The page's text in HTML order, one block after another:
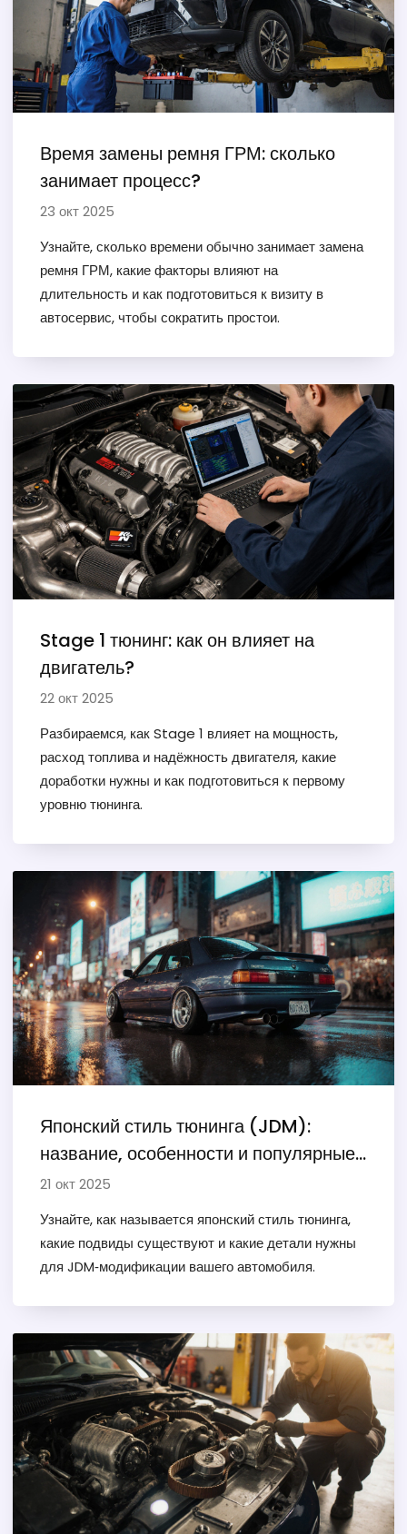
Время замены ремня ГРМ: сколько
занимает процесс?
23 окт 2025
Узнайте, сколько времени обычно занимает замена
ремня ГРМ, какие факторы влияют на
длительность и как подготовиться к визиту в
автосервис, чтобы сократить простои.
Stage 1 тюнинг: как он влияет на
двигатель?
22 окт 2025
Разбираемся, как Stage 1 влияет на мощность,
расход топлива и надёжность двигателя, какие
доработки нужны и как подготовиться к первому
уровню тюнинга.
Японский стиль тюнинга (JDM):
название, особенности и популярные
моды
21 окт 2025
Узнайте, как называется японский стиль тюнинга,
какие подвиды существуют и какие детали нужны
для JDM‑модификации вашего автомобиля.